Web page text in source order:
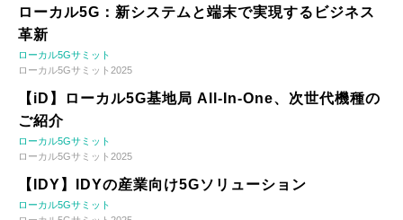
ローカル5G：新システムと端末で実現するビジネス
革新
ローカル5Gサミット
ローカル5Gサミット2025
【iD】ローカル5G基地局 All-In-One、次世代機種の
ご紹介
ローカル5Gサミット
ローカル5Gサミット2025
【IDY】IDYの産業向け5Gソリューション
ローカル5Gサミット